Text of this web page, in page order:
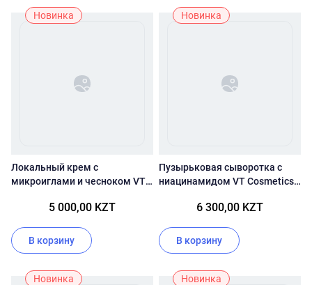
Новинка
Локальный крем с
микроиглами и чесноком VT
Shot Spot Cream
5 000,00 KZT
В корзину
Новинка
Пузырьковая сыворотка с
ниацинамидом VT Cosmetics
Yellow Micro Bubble SerumHL
6 300,00 KZT
В корзину
Новинка Новинка